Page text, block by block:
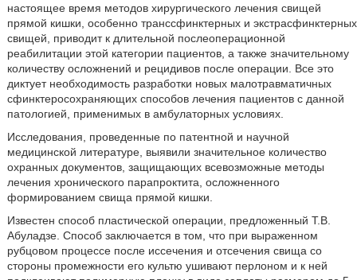
настоящее время методов хирургического лечения свищей
прямой кишки, особенно транссфинктерных и экстрасфинктерных
свищей, приводит к длительной послеоперационной
реабилитации этой категории пациентов, а также значительному
количеству осложнений и рецидивов после операции. Все это
диктует необходимость разработки новых малотравматичных
сфинктеросохраняющих способов лечения пациентов с данной
патологией, применимых в амбулаторных условиях.
Исследования, проведенные по патентной и научной
медицинской литературе, выявили значительное количество
охранных документов, защищающих всевозможные методы
лечения хронического парапроктита, осложненного
формированием свища прямой кишки.
Известен способ пластической операции, предложенный Т.В.
Абуладзе. Способ заключается в том, что при выраженном
рубцовом процессе после иссечения и отсечения свища со
стороны промежности его культю ушивают перлоном и к ней